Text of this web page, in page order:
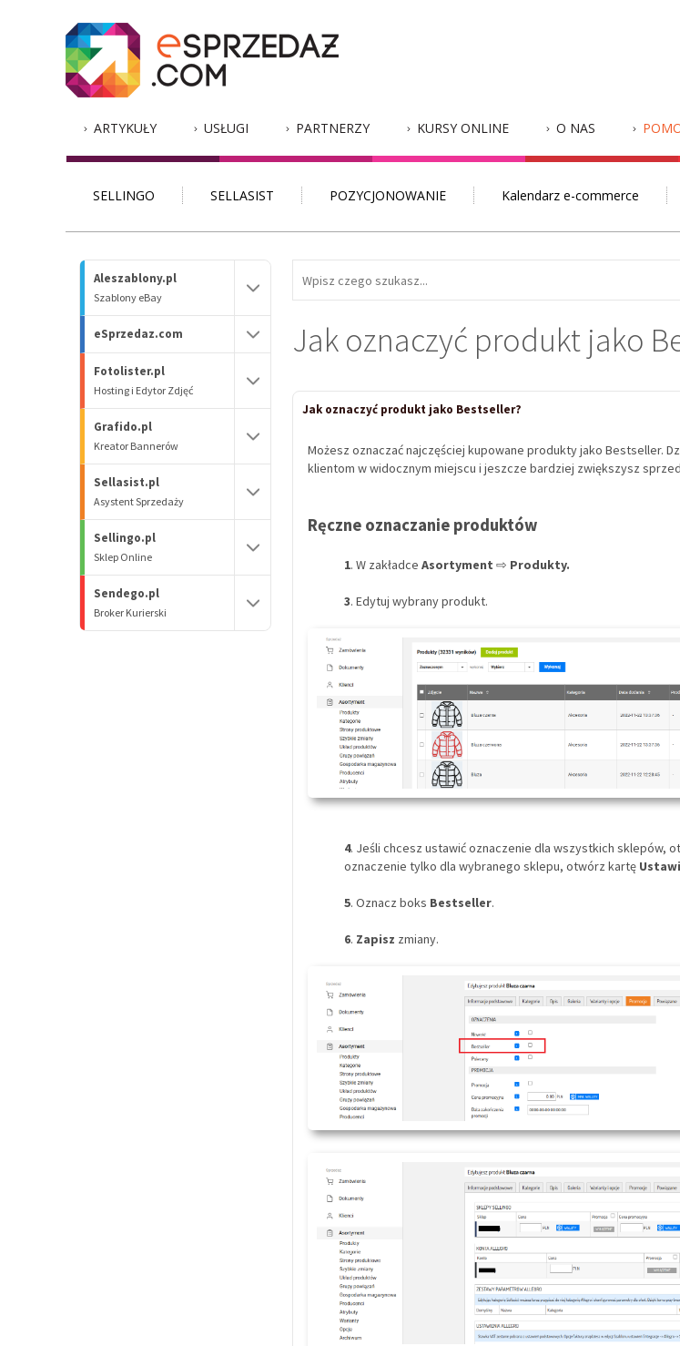
ARTYKUŁY USŁUGI PARTNERZY KURSY ONLINE O NAS
SELLINGO SELLASIST POZYCJONOWANIE Kalendarz e-commerce
Aleszablony.pl
Szablony eBay
eSprzedaz.com
Fotolister.pl
Hosting i Edytor Zdjęć
Grafido.pl
Kreator Bannerów
Sellasist.pl
Asystent Sprzedaży
Sellingo.pl
Sklep Online
Sendego.pl
Broker Kurierski
Jak oznaczyć produkt jako
Jak oznaczyć produkt jako Bestseller?
Możesz oznaczać najczęściej kupowane produkty jako Bestseller.
klientom w widocznym miejscu i jeszcze bardziej zwiększysz
Ręczne oznaczanie produktów
1. W zakładce Asortyment ⇨ Produkty.
3. Edytuj wybrany produkt.
4. Jeśli chcesz ustawić oznaczenie dla wszystkich sklepów,
oznaczenie tylko dla wybranego sklepu, otwórz kartę
5. Oznacz boks Bestseller.
6. Zapisz zmiany.